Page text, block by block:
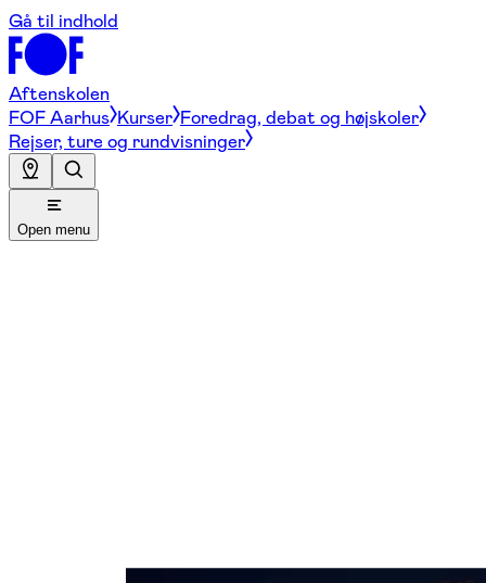
Gå til indhold
Aftenskolen
FOF Aarhus Kurser Foredrag, debat og højskoler
Rejser, ture og rundvisninger
Open menu